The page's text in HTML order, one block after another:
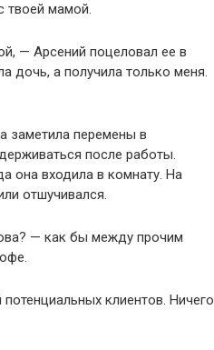
твоей мамой.
— Арсений поцеловал ее в
дочь, а получила только меня.
заметила перемены в
после работы.
она входила в комнату. На
отшучивался.
— как бы между прочим
клиентов. Ничего